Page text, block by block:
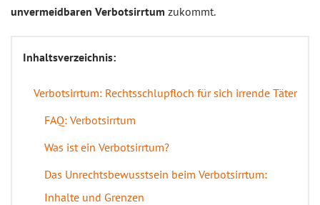
unvermeidbaren Verbotsirrtum zukommt.
Inhaltsverzeichnis:
Verbotsirrtum: Rechtsschlupfloch für sich irrende Täter
FAQ: Verbotsirrtum
Was ist ein Verbotsirrtum?
Das Unrechtsbewusstsein beim Verbotsirrtum:
Inhalte und Grenzen